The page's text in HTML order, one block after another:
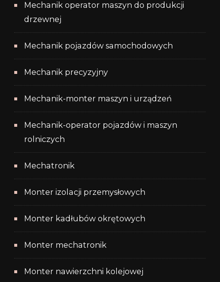
Mechanik operator maszyn do produkcji
drzewnej
Mechanik pojazdów samochodowych
Mechanik precyzyjny
Mechanik-monter maszyn i urządzeń
Mechanik-operator pojazdów i maszyn
rolniczych
Mechatronik
Monter izolacji przemysłowych
Monter kadłubów okrętowych
Monter mechatronik
Monter nawierzchni kolejowej